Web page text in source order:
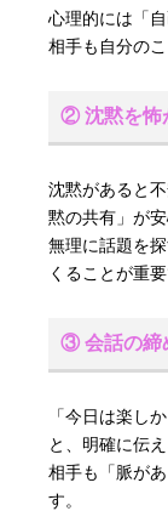
心理的には「
相手も自分の
② 沈黙を怖
沈黙があると
黙の共有」が安
無理に話題を
くることが重要
③ 会話の締
「今日は楽し
と、明確に伝え
相手も「脈が
す。